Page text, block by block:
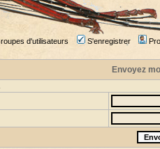
d'utilisateurs S'enregistrer
Envoyez